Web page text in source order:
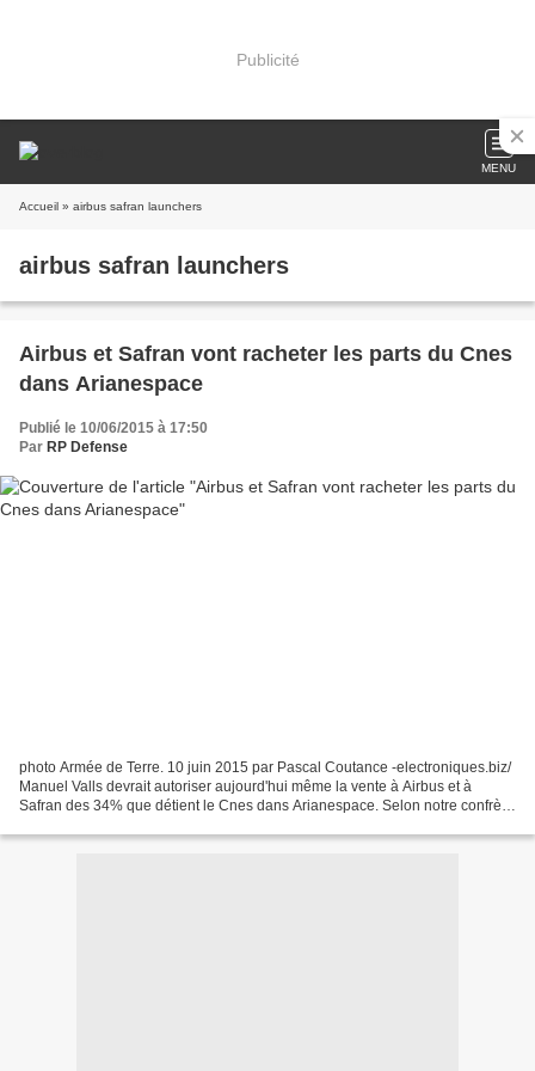
Publicité
MENU
Accueil » airbus safran launchers
airbus safran launchers
Airbus et Safran vont racheter les parts du Cnes
dans Arianespace
Publié le 10/06/2015 à 17:50
Par RP Defense
photo Armée de Terre. 10 juin 2015 par Pascal Coutance -electroniques.biz/
Manuel Valls devrait autoriser aujourd'hui même la vente à Airbus et à
Safran des 34% que détient le Cnes dans Arianespace. Selon notre confrère